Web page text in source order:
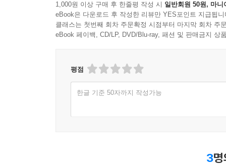
삶에 관한 폭넓은 아우구스티누스적 관점을 제
점에서, 정치적 관심을 복음 선포 및 그리스도인
비판하는 스미스는 예전적·선교적 초점을 제시
- 에릭 그레고리 (프린스턴 대학교 종교학 교수)
- 한스 부어스마 (내쇼타 하우스, 『십자가, 폭력인
1,000원 이상 구매 후 한줄평 작성 시 일반회원 50원, 마니
eBook은 다운로드 후 작성한 리뷰만 YES포인트 지급됩니
클래스는 첫번째 회차 주문확정 시점부터 마지막 회차 주
eBook 페이백, CD/LP, DVD/Blu-ray, 패션 및 판매금지 상
평점
한글 기준 50자까지 작성가능
3